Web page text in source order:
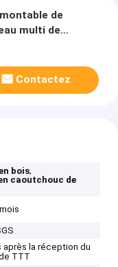
de
multi de
Contactez
bois,
caoutchouc de
après la réception du
TTT